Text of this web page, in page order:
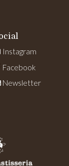
Instagram
Facebook
Newsletter